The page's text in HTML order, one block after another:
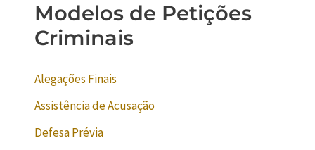
Modelos de Petições
Criminais
Alegações Finais
Assistência de Acusação
Defesa Prévia